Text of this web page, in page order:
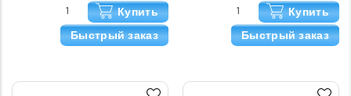
Купить
Быстрый заказ
Купить
Быстрый заказ